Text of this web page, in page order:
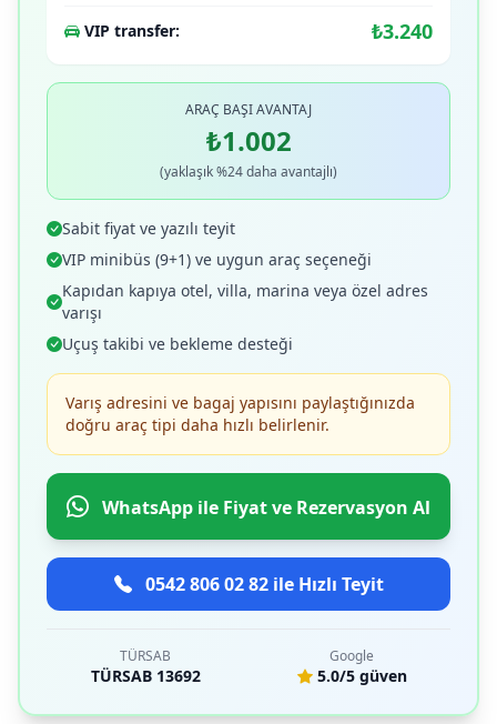
VIP transfer: ₺3.240
ARAÇ BAŞI AVANTAJ
₺1.002
(yaklaşık %24 daha avantajlı)
Sabit fiyat ve yazılı teyit
VIP minibüs (9+1) ve uygun araç seçeneği
Kapıdan kapıya otel, villa, marina veya özel adres
varışı
Uçuş takibi ve bekleme desteği
Varış adresini ve bagaj yapısını paylaştığınızda
doğru araç tipi daha hızlı belirlenir.
WhatsApp ile Fiyat ve Rezervasyon Al
0542 806 02 82 ile Hızlı Teyit
TÜRSAB
TÜRSAB 13692
Google
5.0/5 güven